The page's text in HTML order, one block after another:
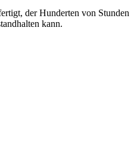
der Hunderten von Stunden
kann.